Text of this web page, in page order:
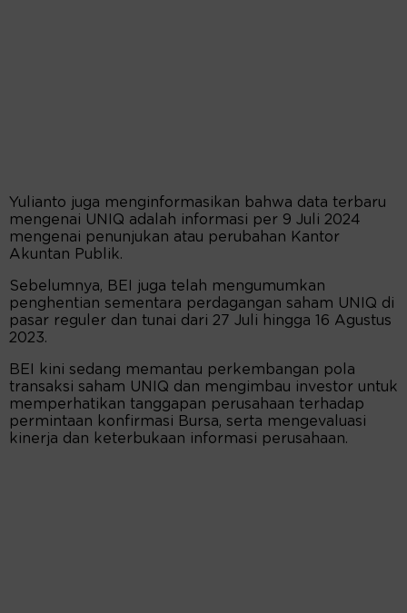
Yulianto juga menginformasikan bahwa data terbaru
mengenai UNIQ adalah informasi per 9 Juli 2024
mengenai penunjukan atau perubahan Kantor
Akuntan Publik.
Sebelumnya, BEI juga telah mengumumkan
penghentian sementara perdagangan saham UNIQ di
pasar reguler dan tunai dari 27 Juli hingga 16 Agustus
2023.
BEI kini sedang memantau perkembangan pola
transaksi saham UNIQ dan mengimbau investor untuk
memperhatikan tanggapan perusahaan terhadap
permintaan konfirmasi Bursa, serta mengevaluasi
kinerja dan keterbukaan informasi perusahaan.